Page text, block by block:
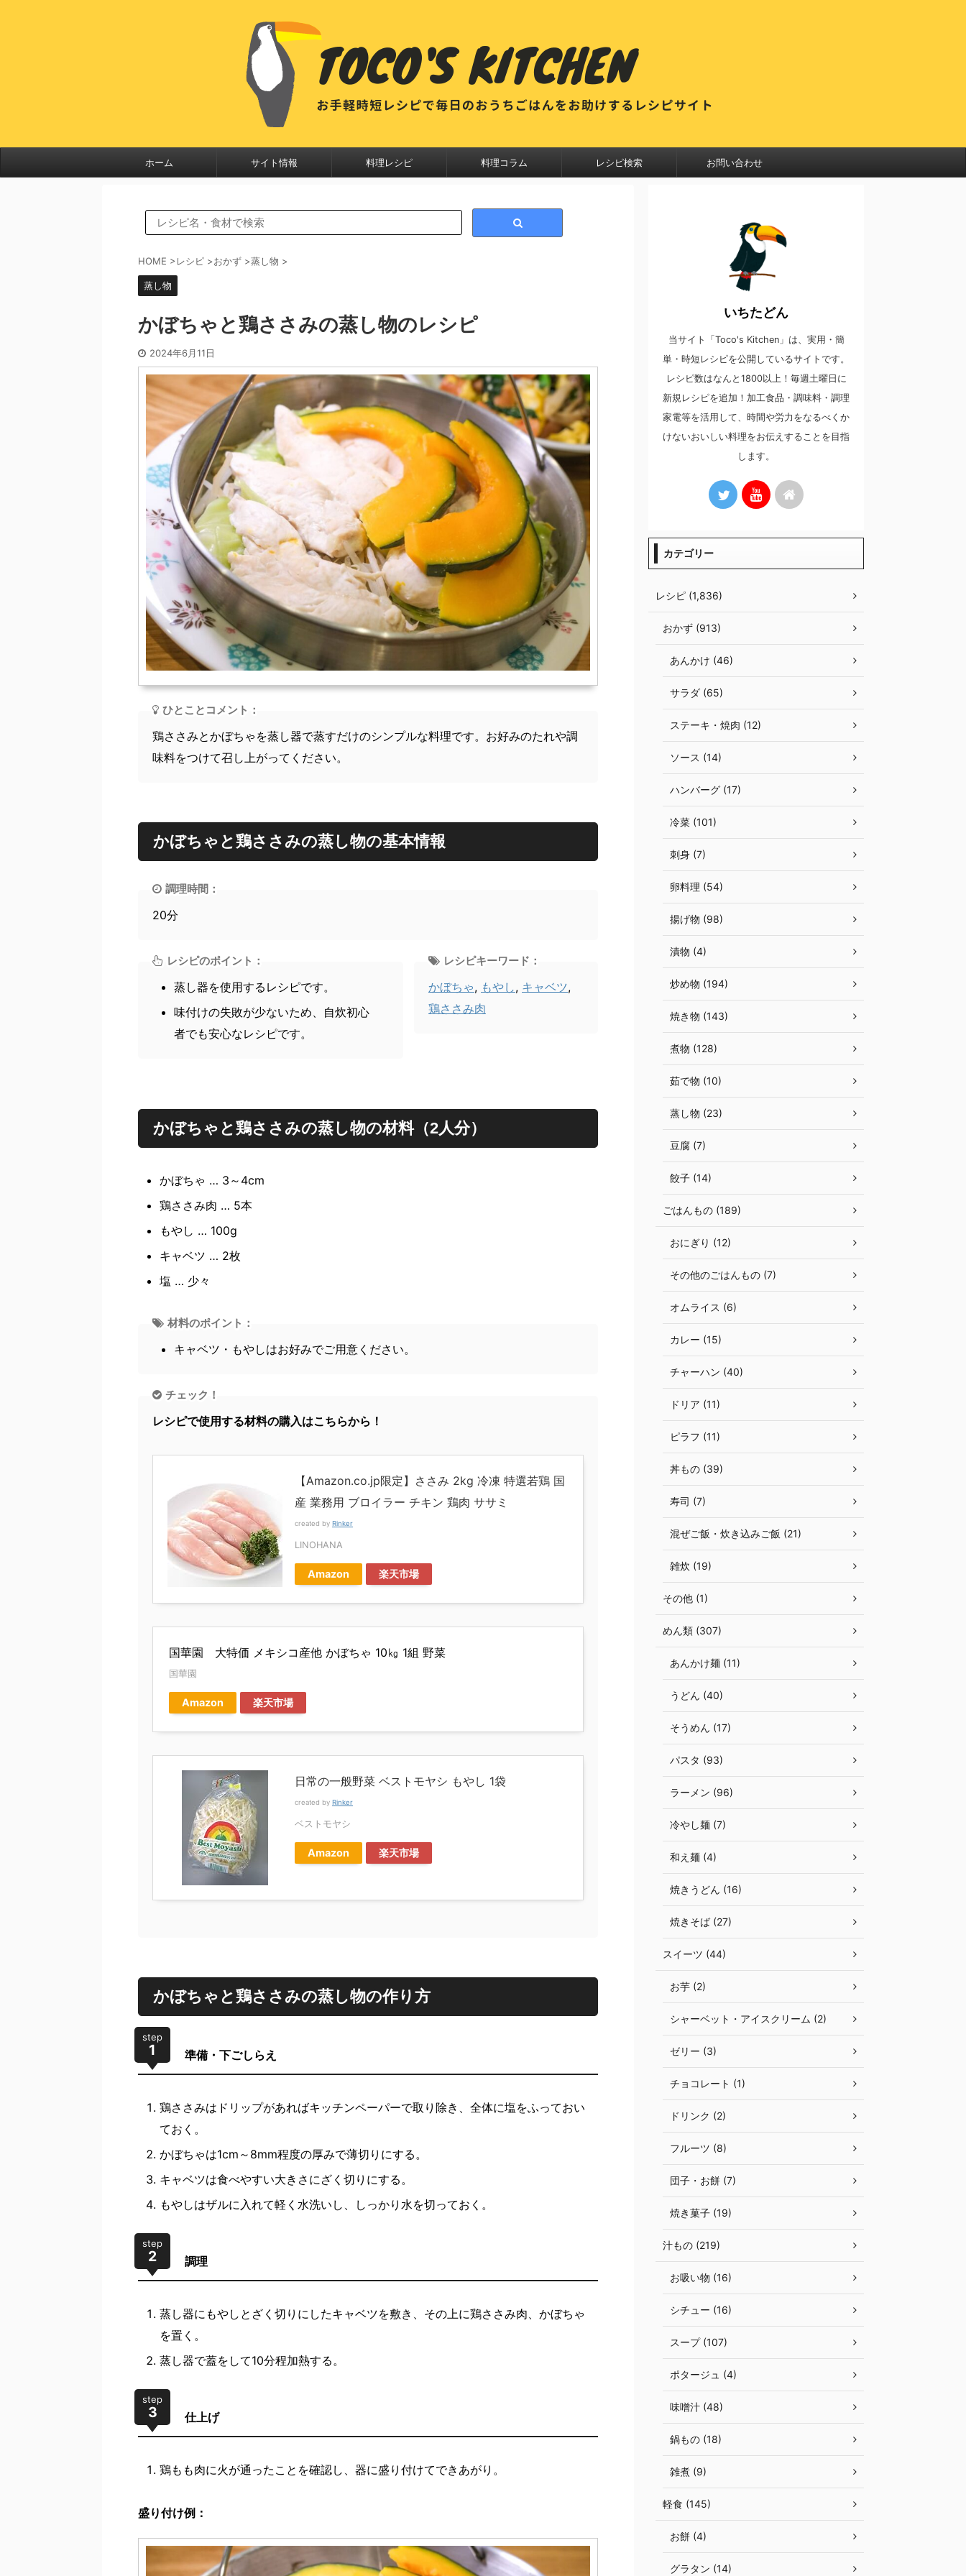
ホーム サイト情報 料理レシピ 料理コラム レシピ検索 お問い合わせ
HOME >レシピ >おかず >蒸し物 >
蒸し物
かぼちゃと鶏ささみの蒸し物のレシピ
2024年6月11日
ひとことコメント：
鶏ささみとかぼちゃを蒸し器で蒸すだけのシンプルな料理です。お好みのたれや調
味料をつけて召し上がってください。
かぼちゃと鶏ささみの蒸し物の基本情報
調理時間：
20分
レシピのポイント：
蒸し器を使用するレシピです。
味付けの失敗が少ないため、自炊初心
者でも安心なレシピです。
レシピキーワード：
かぼちゃ, もやし, キャベツ,
鶏ささみ肉
かぼちゃと鶏ささみの蒸し物の材料（2人分）
かぼちゃ … 3～4cm
鶏ささみ肉 … 5本
もやし … 100g
キャベツ … 2枚
塩 … 少々
材料のポイント：
キャベツ・もやしはお好みでご用意ください。
チェック！
レシピで使用する材料の購入はこちらから！
【Amazon.co.jp限定】ささみ 2kg 冷凍 特選若鶏 国
産 業務用 ブロイラー チキン 鶏肉 ササミ
created by Rinker
LINOHANA
Amazon 楽天市場
国華園 大特価 メキシコ産他 かぼちゃ 10㎏ 1組 野菜
国華園
Amazon 楽天市場
日常の一般野菜 ベストモヤシ もやし 1袋
created by Rinker
ベストモヤシ
Amazon 楽天市場
かぼちゃと鶏ささみの蒸し物の作り方
step
1 準備・下ごしらえ
鶏ささみはドリップがあればキッチンペーパーで取り除き、全体に塩をふっておい
ておく。
かぼちゃは1cm～8mm程度の厚みで薄切りにする。
キャベツは食べやすい大きさにざく切りにする。
もやしはザルに入れて軽く水洗いし、しっかり水を切っておく。
step
2 調理
蒸し器にもやしとざく切りにしたキャベツを敷き、その上に鶏ささみ肉、かぼちゃ
を置く。
蒸し器で蓋をして10分程加熱する。
step
3 仕上げ
鶏もも肉に火が通ったことを確認し、器に盛り付けてできあがり。
盛り付け例：
いちたどん
当サイト「Toco's Kitchen」は、実用・簡
単・時短レシピを公開しているサイトです。
レシピ数はなんと1800以上！毎週土曜日に
新規レシピを追加！加工食品・調味料・調理
家電等を活用して、時間や労力をなるべくか
けないおいしい料理をお伝えすることを目指
します。
カテゴリー
レシピ (1,836)
おかず (913)
あんかけ (46)
サラダ (65)
ステーキ・焼肉 (12)
ソース (14)
ハンバーグ (17)
冷菜 (101)
刺身 (7)
卵料理 (54)
揚げ物 (98)
漬物 (4)
炒め物 (194)
焼き物 (143)
煮物 (128)
茹で物 (10)
蒸し物 (23)
豆腐 (7)
餃子 (14)
ごはんもの (189)
おにぎり (12)
その他のごはんもの (7)
オムライス (6)
カレー (15)
チャーハン (40)
ドリア (11)
ピラフ (11)
丼もの (39)
寿司 (7)
混ぜご飯・炊き込みご飯 (21)
雑炊 (19)
その他 (1)
めん類 (307)
あんかけ麺 (11)
うどん (40)
そうめん (17)
パスタ (93)
ラーメン (96)
冷やし麺 (7)
和え麺 (4)
焼きうどん (16)
焼きそば (27)
スイーツ (44)
お芋 (2)
シャーベット・アイスクリーム (2)
ゼリー (3)
チョコレート (1)
ドリンク (2)
フルーツ (8)
団子・お餅 (7)
焼き菓子 (19)
汁もの (219)
お吸い物 (16)
シチュー (16)
スープ (107)
ポタージュ (4)
味噌汁 (48)
鍋もの (18)
雑煮 (9)
軽食 (145)
お餅 (4)
グラタン (14)